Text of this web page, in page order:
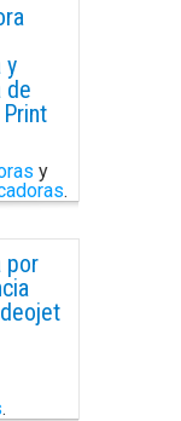
y
de
y
.
por
.